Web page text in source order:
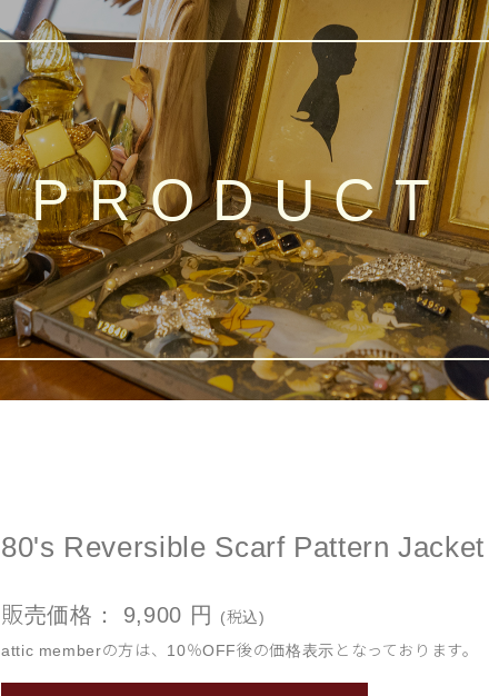
PRODUCT
80's Reversible Scarf Pattern Jacket
販売価格： 9,900 円
(税込)
attic memberの方は、10％OFF後の価格表示となっております。